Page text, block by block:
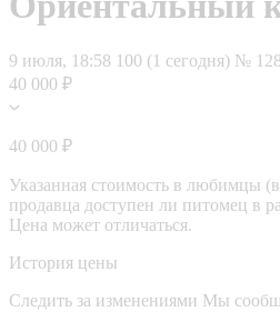
9 июля, 18:58 100 (1 сегодня) №
40 000 ₽
40 000 ₽
Указанная стоимость в любимцы
продавца доступен ли питомец в
Цена может отличаться.
История цены
Следить за изменениями Мы